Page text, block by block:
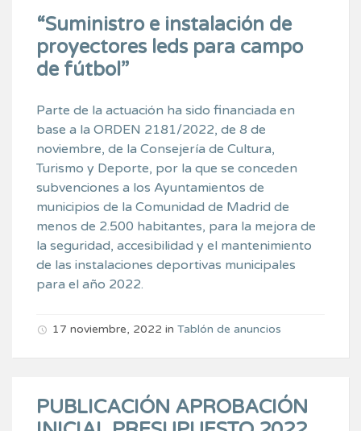
“Suministro e instalación de
proyectores leds para campo
de fútbol”
Parte de la actuación ha sido financiada en
base a la ORDEN 2181/2022, de 8 de
noviembre, de la Consejería de Cultura,
Turismo y Deporte, por la que se conceden
subvenciones a los Ayuntamientos de
municipios de la Comunidad de Madrid de
menos de 2.500 habitantes, para la mejora de
la seguridad, accesibilidad y el mantenimiento
de las instalaciones deportivas municipales
para el año 2022.
17 noviembre, 2022 in Tablón de anuncios
PUBLICACIÓN APROBACIÓN